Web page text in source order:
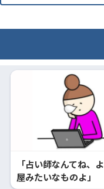
「占い師なんてね、
屋みたいなものよ」